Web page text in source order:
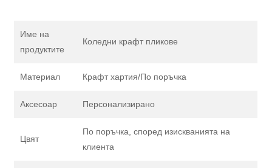
Име на
продуктите
Коледни крафт пликове
Материал Крафт хартия/По поръчка
Аксесоар Персонализирано
Цвят
По поръчка, според изискванията на
клиента